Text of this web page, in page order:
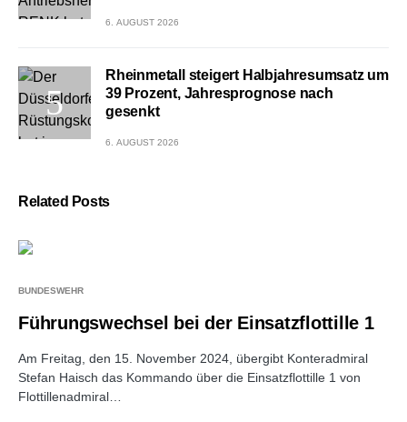
6. AUGUST 2026
Rheinmetall steigert Halbjahresumsatz um
39 Prozent, Jahresprognose nach
gesenkt
6. AUGUST 2026
Related Posts
BUNDESWEHR
Führungswechsel bei der Einsatzflottille 1
Am Freitag, den 15. November 2024, übergibt Konteradmiral
Stefan Haisch das Kommando über die Einsatzflottille 1 von
Flottillenadmiral…